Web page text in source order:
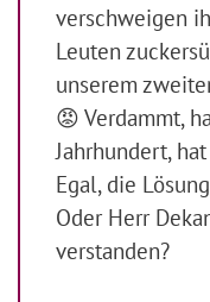
verschweigen
Leuten
unserem
😡 Verdammt,
Jahrhundert,
Egal, die
Oder Herr
verstanden?